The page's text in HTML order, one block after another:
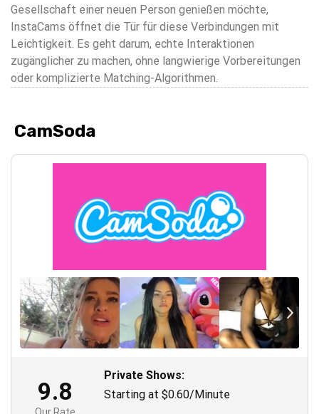
Gesellschaft einer neuen Person genießen möchte,
InstaCams öffnet die Tür für diese Verbindungen mit
Leichtigkeit. Es geht darum, echte Interaktionen
zugänglicher zu machen, ohne langwierige Vorbereitungen
oder komplizierte Matching-Algorithmen.
CamSoda
Private Shows:
Starting at $0.60/Minute
9.8
Our Rate